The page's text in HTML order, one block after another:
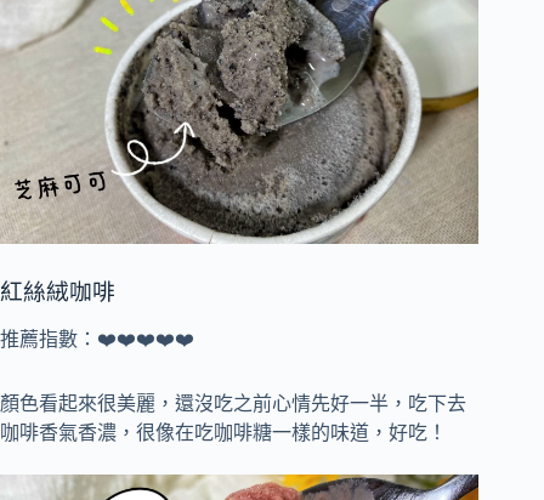
紅絲絨咖啡
推薦指數：❤️❤️❤️❤️❤️
顏色看起來很美麗，還沒吃之前心情先好一半，吃下去
咖啡香氣香濃，很像在吃咖啡糖一樣的味道，好吃！